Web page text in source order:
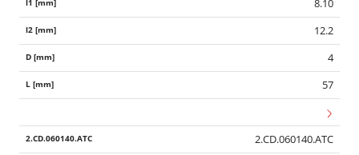
8.10
12.2
4
57
2.CD.060140.ATC